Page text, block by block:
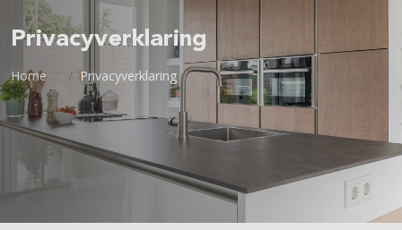
Privacyverklaring
Home Privacyverklaring